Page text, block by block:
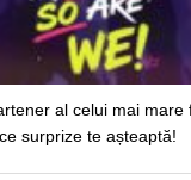
al celui mai mare
surprize te așteaptă!